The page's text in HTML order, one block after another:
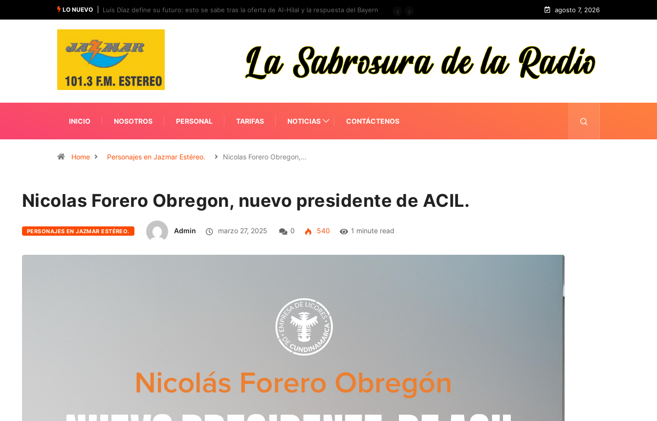
LO NUEVO Luis Díaz define su futuro: esto se sabe tras la oferta de Al-Hilal y la respuesta del Bayern agosto 7, 2026
INICIO NOSOTROS PERSONAL TARIFAS NOTICIAS CONTÁCTENOS
Home Personajes en Jazmar Estéreo. Nicolas Forero Obregon,…
Nicolas Forero Obregon, nuevo presidente de ACIL.
PERSONAJES EN JAZMAR ESTÉREO. Admin marzo 27, 2025 0 540 1 minute read